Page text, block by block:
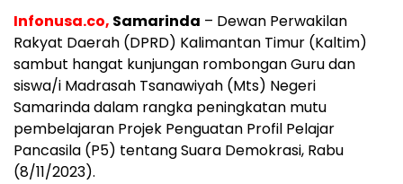
Infonusa.co, Samarinda – Dewan Perwakilan
Rakyat Daerah (DPRD) Kalimantan Timur (Kaltim)
sambut hangat kunjungan rombongan Guru dan
siswa/i Madrasah Tsanawiyah (Mts) Negeri
Samarinda dalam rangka peningkatan mutu
pembelajaran Projek Penguatan Profil Pelajar
Pancasila (P5) tentang Suara Demokrasi, Rabu
(8/11/2023).